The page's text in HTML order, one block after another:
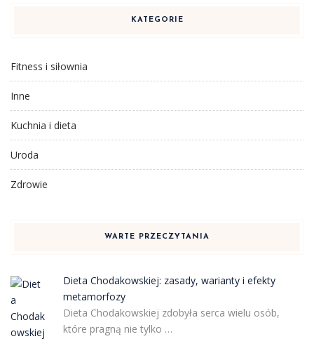
KATEGORIE
Fitness i siłownia
Inne
Kuchnia i dieta
Uroda
Zdrowie
WARTE PRZECZYTANIA
Dieta Chodakowskiej: zasady, warianty i efekty
metamorfozy
Dieta Chodakowskiej zdobyła serca wielu osób,
które pragną nie tylko …